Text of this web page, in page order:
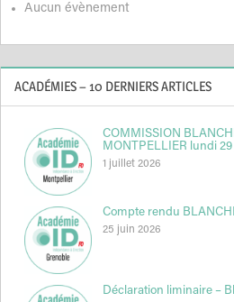
Aucun évènement
ACADÉMIES – 10 DERNIERS ARTICLES
COMMISSION
MONTPELLIER lundi 29
1 juillet 2026
Compte rendu
25 juin 2026
Déclaration liminaire –